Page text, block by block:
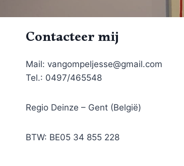
Contacteer mij
Mail: vangompeljesse@gmail.com
Tel.: 0497/465548
Regio Deinze – Gent (België)
BTW: BE05 34 855 228